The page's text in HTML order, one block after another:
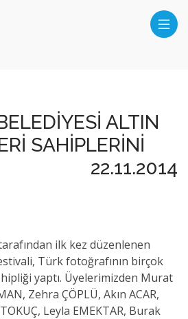
ALTIN
SAHİPLERİNİ
22.11.2014
ilk kez düzenlenen
Türk fotoğrafının birçok
yaptı. Üyelerimizden Murat
Zehra ÇÖPLÜ, Akın ACAR,
Leyla EMEKTAR, Burak